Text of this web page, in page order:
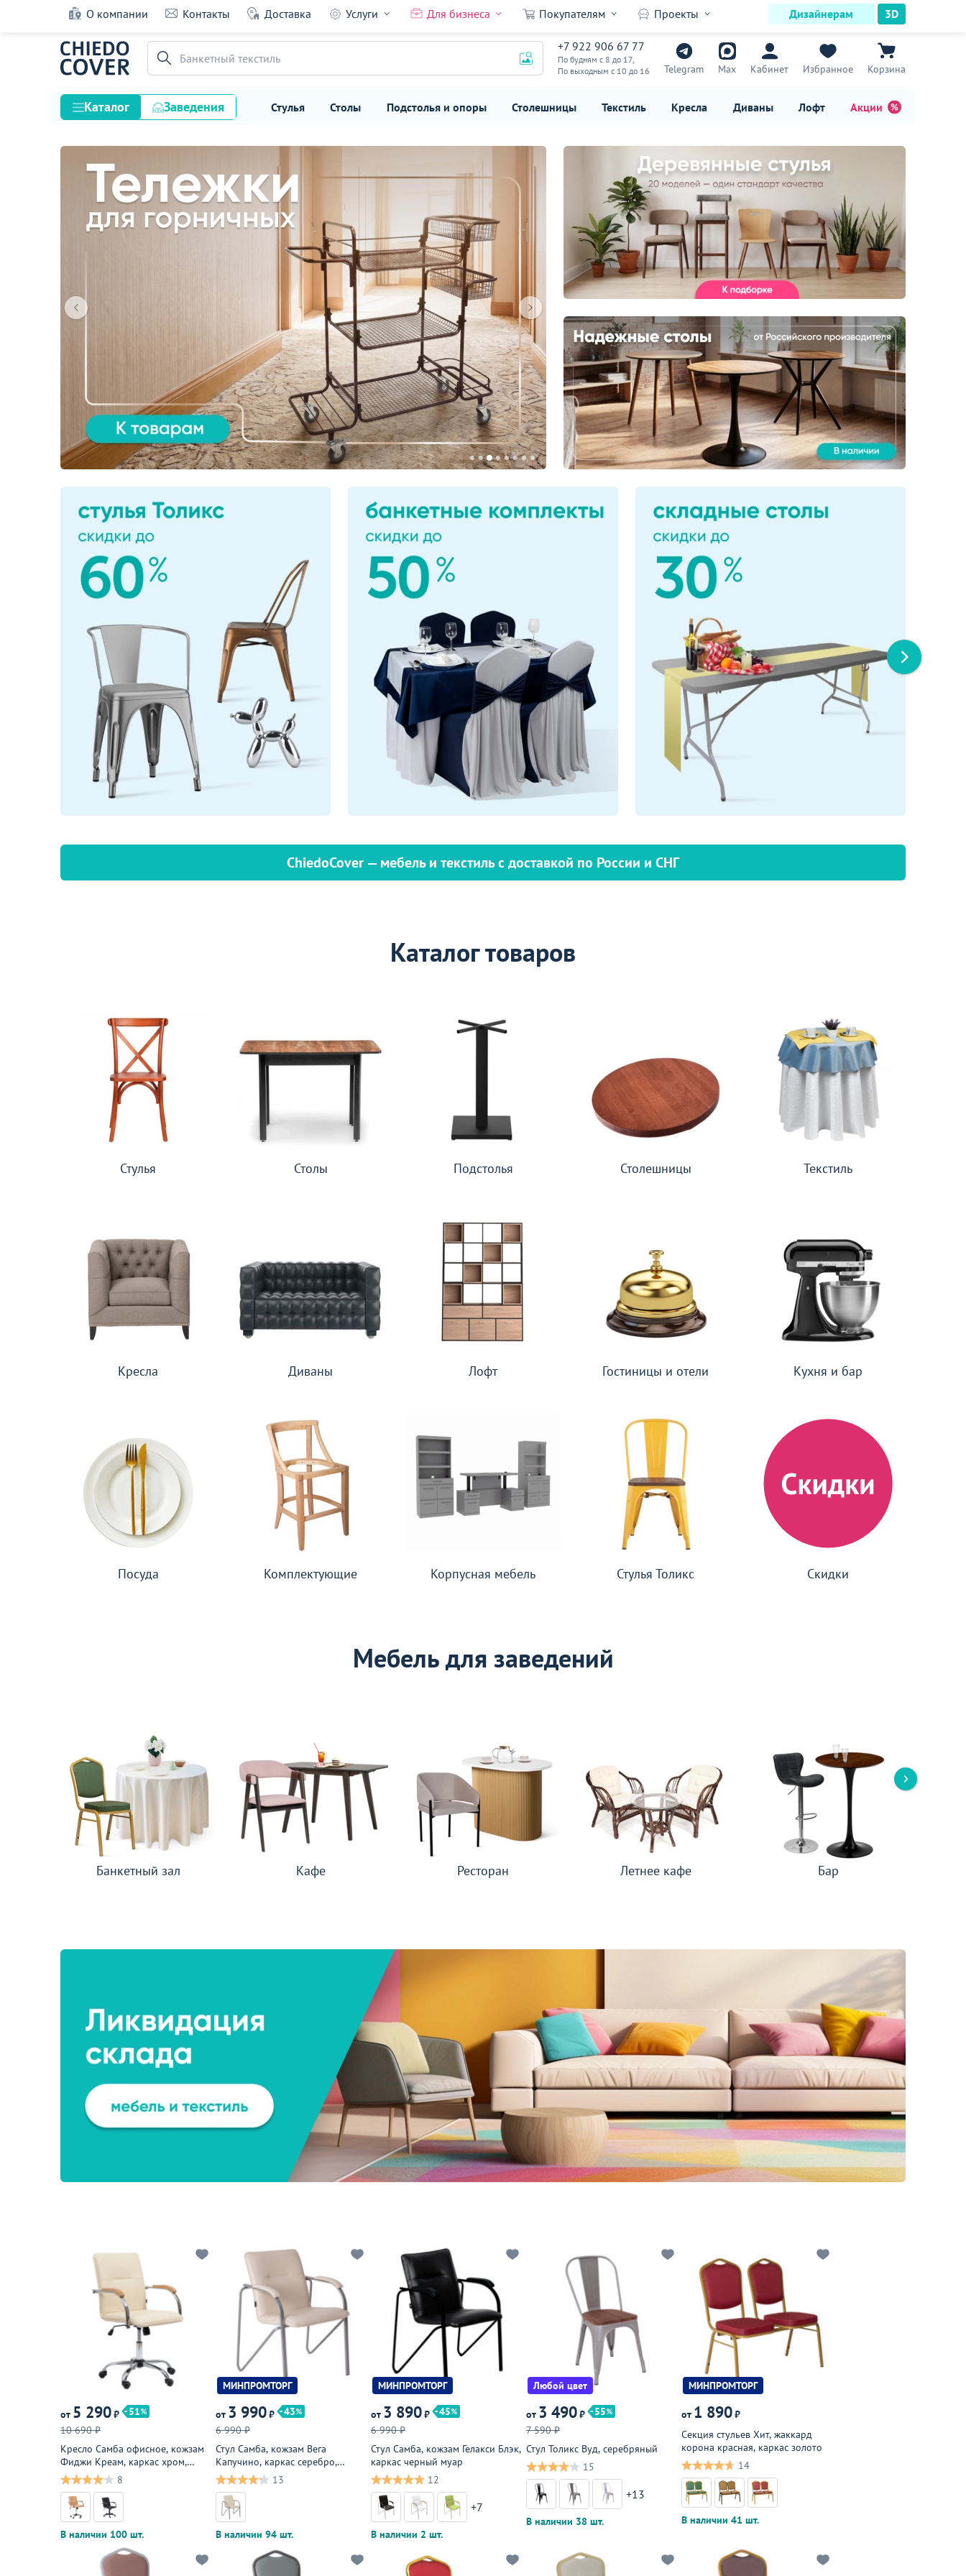
О компании Контакты Доставка Услуги Для бизнеса Покупателям Проекты Дизайнерам 3D
+7 922 906 67 77
По будням с 8 до 17,
По выходным с 10 до 16
Telegram Max Кабинет Избранное Корзина
Банкетный текстиль
Каталог Заведения Стулья Столы Подстолья и опоры Столешницы Текстиль Кресла Диваны Лофт Акции
Стулья
Столы
Подстолья и опоры
Столешницы
Диваны
Мебель для хранения
Комплектующие
Корпусная мебель
Освещение
Для интерьера
Комнаты
Подборки
Акции
ChiedoCover — мебель и текстиль с доставкой по России и СНГ
Каталог товаров
Стулья Столы Подстолья Столешницы Текстиль
Кресла Диваны Лофт Гостиницы и отели Кухня и бар
Посуда Комплектующие Корпусная мебель Стулья Толикс Скидки
Мебель для заведений
Банкетный зал Кафе Ресторан Летнее кафе Бар
от 5 290₽
51
10 690 ₽
Кресло Самба офисное, кожзам
Фиджи Креам, каркас хром,
подлокотники бук под лак
8
В наличии 100 шт.
МИНПРОМТОРГ
от 3 990₽
43
6 990 ₽
Стул Самба, кожзам Вега
Капучино, каркас серебро,
подлокотники мягкие
13
В наличии 94 шт.
МИНПРОМТОРГ
от 3 890₽
45
6 990 ₽
Стул Самба, кожзам Гелакси Блэк,
каркас черный муар
12
+7
В наличии 2 шт.
Любой цвет
от 3 490₽
55
7 590 ₽
Стул Толикс Вуд, серебряный
15
+13
В наличии 38 шт.
МИНПРОМТОРГ
от 1 890₽
Секция стульев Хит, жаккард
корона красная, каркас золото
14
В наличии 41 шт.